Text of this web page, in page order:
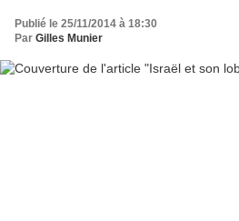
Publié le 25/11/2014 à 18:30
Par Gilles Munier